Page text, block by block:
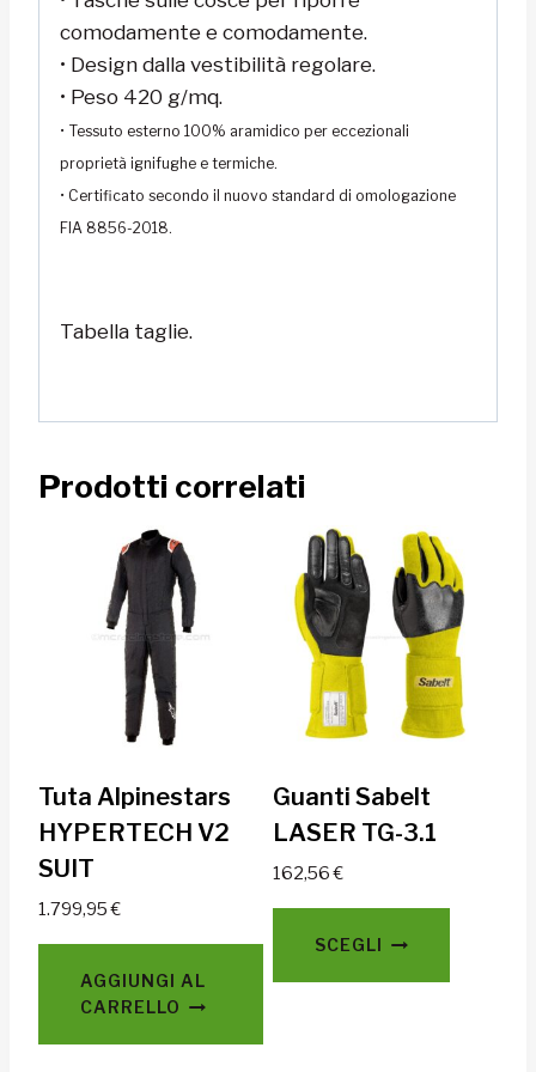
comodamente e comodamente.
• Design dalla vestibilità regolare.
• Peso 420 g/mq.
• Tessuto esterno 100% aramidico per eccezionali
proprietà ignifughe e termiche.
• Certificato secondo il nuovo standard di omologazione
FIA 8856-2018.
Tabella taglie.
Prodotti correlati
Tuta Alpinestars
HYPERTECH V2
SUIT
1.799,95€
AGGIUNGI AL
CARRELLO
Guanti Sabelt
LASER TG-3.1
162,56€
SCEGLI
ha